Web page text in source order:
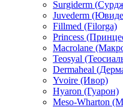
Surgiderm
Juvederm
Fillmed (Filorga)
Princess
Macrolane
Teosyal
Dermaheal
Yvoire (Ивор)
Hyaron (Гуарон)
Meso-Wharton